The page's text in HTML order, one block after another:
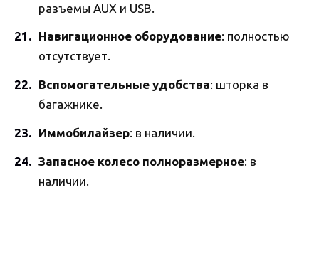
разъемы AUX и USB.
Навигационное оборудование: полностью
отсутствует.
Вспомогательные удобства: шторка в
багажнике.
Иммобилайзер: в наличии.
Запасное колесо полноразмерное: в
наличии.